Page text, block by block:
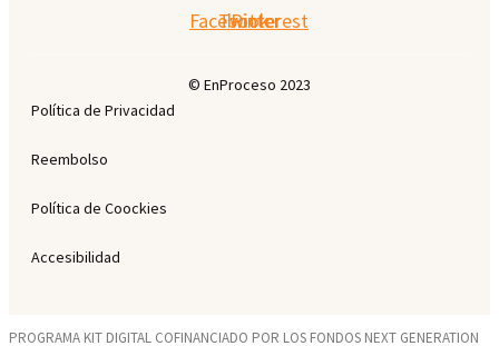
Facebook
Twitter
Pinterest
© EnProceso 2023
Política de Privacidad
Reembolso
Política de Coockies
Accesibilidad
PROGRAMA KIT DIGITAL COFINANCIADO POR LOS FONDOS NEXT GENERATION